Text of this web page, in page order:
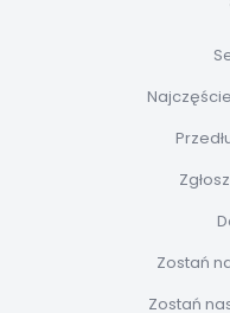
Zostań
Zostań